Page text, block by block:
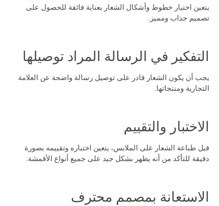
يتعين اختيار خطوط وأشكال الشعار بعناية فائقة للحصول على
تصميم جذاب ومميز.
التفكير في الرسالة المراد توصيلها
يجب أن يكون الشعار قادر على توصيل رسالة واضحة عن العلامة
التجارية ومنتجاتها.
الاختبار والتقييم
قبل طباعة الشعار على الملابس، يتعين اختباره وتقييمه بصورة
دقيقة للتأكد من أنه يظهر بشكل جيد على جميع أنواع الأقمشة.
الاستعانة بمصمم محترف